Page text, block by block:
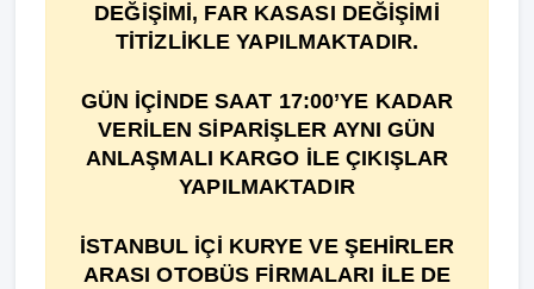
DEĞİŞİMİ, FAR KASASI DEĞİŞİMİ
TİTİZLİKLE YAPILMAKTADIR.
GÜN İÇİNDE SAAT 17:00’YE KADAR
VERİLEN SİPARİŞLER AYNI GÜN
ANLAŞMALI KARGO İLE ÇIKIŞLAR
YAPILMAKTADIR
İSTANBUL İÇİ KURYE VE ŞEHİRLER
ARASI OTOBÜS FİRMALARI İLE DE